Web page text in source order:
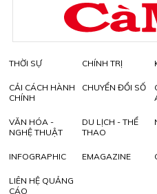
THỜI SỰ CHÍNH TRỊ
CẢI CÁCH HÀNH
CHÍNH
CHUYỂN ĐỔI SỐ
VĂN HÓA -
NGHỆ THUẬT
DU LỊCH - THỂ
THAO
INFOGRAPHIC EMAGAZINE
LIÊN HỆ QUẢNG
CÁO